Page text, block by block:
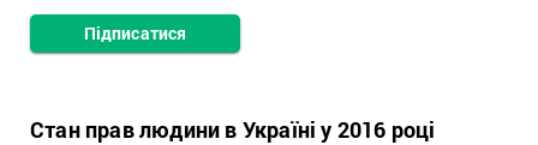
Підписатися
Стан прав людини в Україні у 2016 році